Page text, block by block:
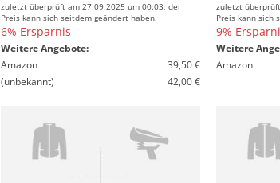
zuletzt überprüft am 27.09.2025 um 00:03; der
Preis kann sich seitdem geändert haben.
6% Ersparnis
Weitere Angebote:
Amazon
39,50 €
(unbekannt)
42,00 €
zuletzt
Preis kann sich
9%
Weitere
Amazon